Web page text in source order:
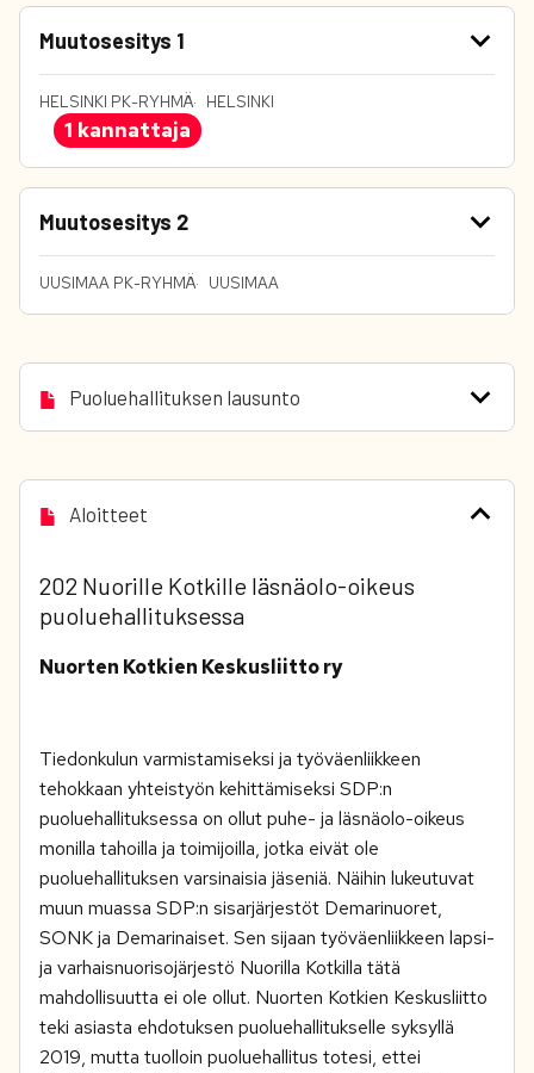
Muutosesitys 1
HELSINKI PK-RYHMÄ HELSINKI
1 kannattaja
Muutosesitys 2
UUSIMAA PK-RYHMÄ UUSIMAA
Puoluehallituksen lausunto
Aloitteet
202 Nuorille Kotkille läsnäolo-oikeus
puoluehallituksessa
Nuorten Kotkien Keskusliitto ry
Tiedonkulun varmistamiseksi ja työväenliikkeen
tehokkaan yhteistyön kehittämiseksi SDP:n
puoluehallituksessa on ollut puhe- ja läsnäolo-oikeus
monilla tahoilla ja toimijoilla, jotka eivät ole
puoluehallituksen varsinaisia jäseniä. Näihin lukeutuvat
muun muassa SDP:n sisarjärjestöt Demarinuoret,
SONK ja Demarinaiset. Sen sijaan työväenliikkeen lapsi-
ja varhaisnuorisojärjestö Nuorilla Kotkilla tätä
mahdollisuutta ei ole ollut. Nuorten Kotkien Keskusliitto
teki asiasta ehdotuksen puoluehallitukselle syksyllä
2019, mutta tuolloin puoluehallitus totesi, ettei